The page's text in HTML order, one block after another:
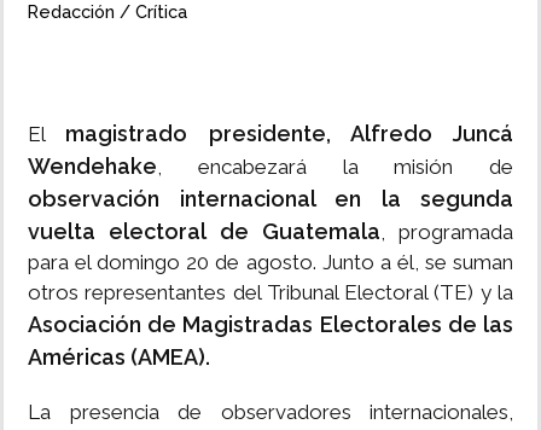
Redacción / Crítica
El magistrado presidente, Alfredo Juncá
Wendehake, encabezará la misión de
observación internacional en la segunda
vuelta electoral de Guatemala, programada
para el domingo 20 de agosto. Junto a él, se suman
otros representantes del Tribunal Electoral (TE) y la
Asociación de Magistradas Electorales de las
Américas (AMEA).
La presencia de observadores internacionales,